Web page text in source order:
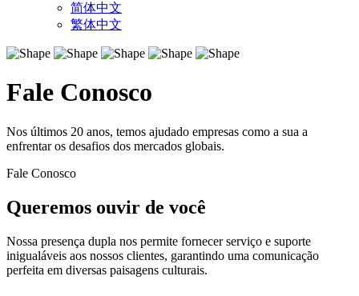
简体中文
繁体中文
Fale Conosco
Nos últimos 20 anos, temos ajudado empresas como a sua a
enfrentar os desafios dos mercados globais.
Fale Conosco
Queremos ouvir de você
Nossa presença dupla nos permite fornecer serviço e suporte
inigualáveis aos nossos clientes, garantindo uma comunicação
perfeita em diversas paisagens culturais.